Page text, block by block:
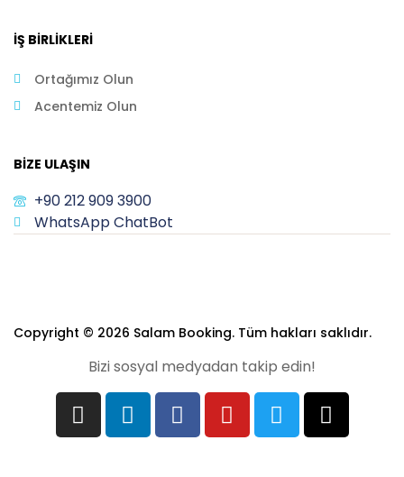
İŞ BIRLIKLERI
Ortağımız Olun
Acentemiz Olun
BIZE ULAŞIN
+90 212 909 3900
WhatsApp ChatBot
Copyright © 2026 Salam Booking. Tüm hakları saklıdır.
Bizi sosyal medyadan takip edin!